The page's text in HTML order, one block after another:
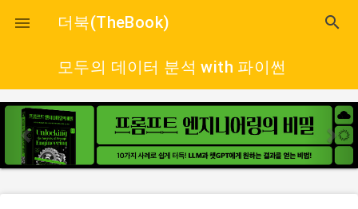
close
 더북(TheBook) search
모두의 데이터 분석 with 파이썬
p
r
e
n
e
x